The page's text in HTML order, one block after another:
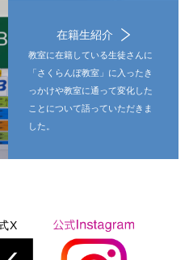
在籍生紹介
教室に在籍している生徒さんに
「さくらんぼ教室」に入ったき
っかけや教室に通って変化した
ことについて語っていただきま
した。